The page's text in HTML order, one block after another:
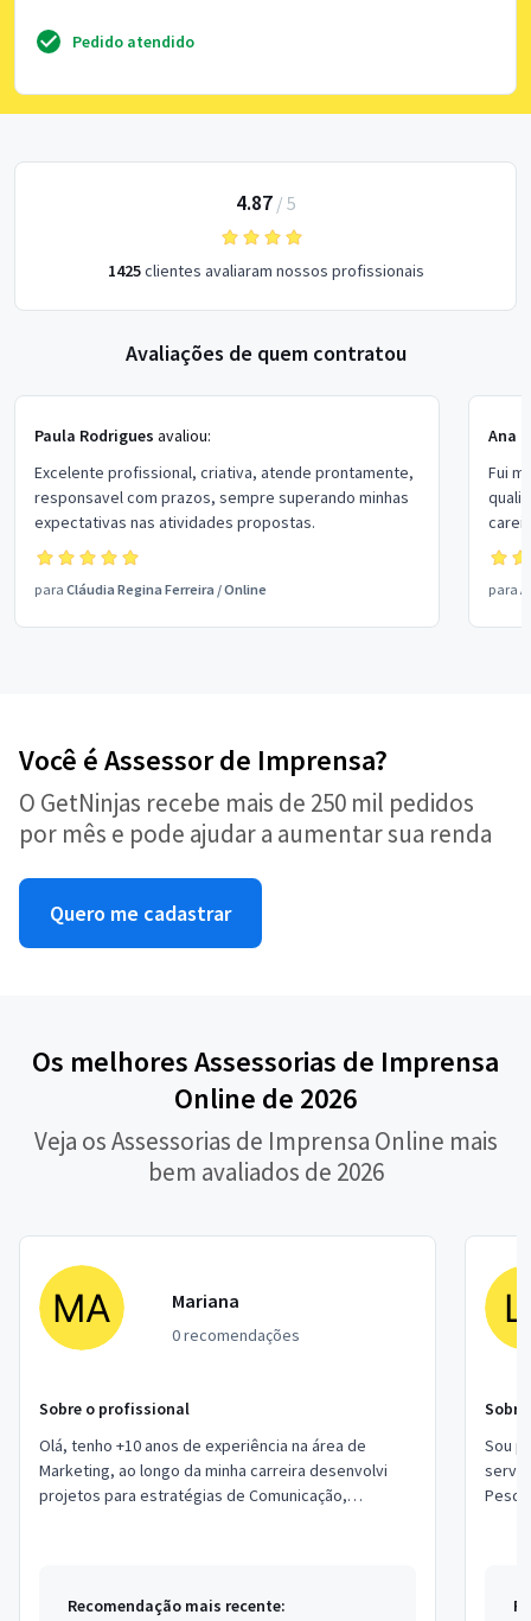
Pedido atendido
4.87/ 5
1425clientes avaliaram nossos profissionais
Avaliações de quem contratou
Paula Rodrigues avaliou:
Excelente profissional, criativa, atende prontamente,
responsavel com prazos, sempre superando minhas
expectativas nas atividades propostas.
para Cláudia Regina Ferreira /Online
Ana
Fui
para
Você é Assessor de Imprensa?
O GetNinjas recebe mais de 250 mil pedidos
por mês e pode ajudar a aumentar sua renda
Quero me cadastrar
Os melhores Assessorias de Imprensa
Online de 2026
Veja os Assessorias de Imprensa Online mais
bem avaliados de 2026
Mariana
0 recomendações
Sobre o profissional
Olá, tenho +10 anos de experiência na área de
Marketing, ao longo da minha carreira desenvolvi
projetos para estratégias de Comunicação,
Recomendação mais recente:
Sou